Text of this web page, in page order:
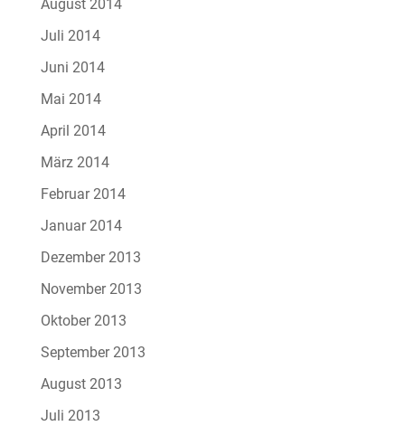
August 2014
Juli 2014
Juni 2014
Mai 2014
April 2014
März 2014
Februar 2014
Januar 2014
Dezember 2013
November 2013
Oktober 2013
September 2013
August 2013
Juli 2013